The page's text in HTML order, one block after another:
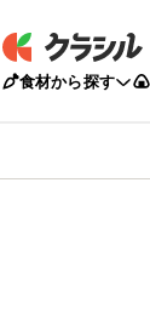
食材から探す